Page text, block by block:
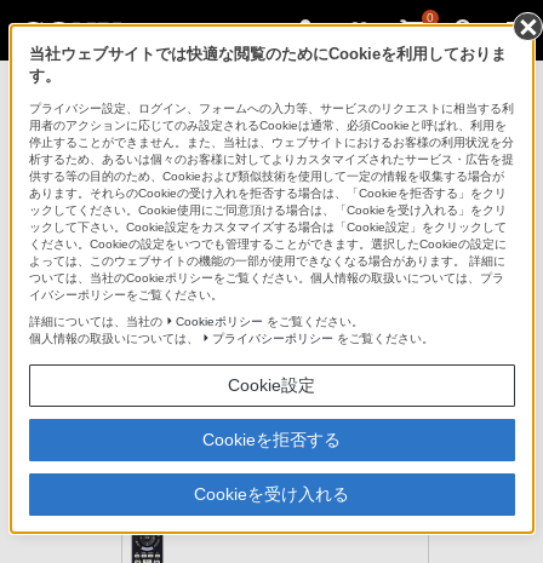
0
BDZ-AT500
2番組同時長時間録画を可能。充実の録画機能搭載モデル
デジタルハイビジョンチューナー内蔵HDD搭載ブルーレイディス
ク/DVDレコーダー
BDZ-AT500
生産完了
オープン価格
当社ウェブサイトでは快適な閲覧のためにCookieを利用しておりま
す。
プライバシー設定、ログイン、フォームへの入力等、サービスのリクエストに相当する利
用者のアクションに応じてのみ設定されるCookieは通常、必須Cookieと呼ばれ、利用を
停止することができません。また、当社は、ウェブサイトにおけるお客様の利用状況を分
析するため、あるいは個々のお客様に対してよりカスタマイズされたサービス・広告を提
供する等の目的のため、Cookieおよび類似技術を使用して一定の情報を収集する場合が
あります。それらのCookieの受け入れを拒否する場合は、「Cookieを拒否する」をクリ
ックしてください。Cookie使用にご同意頂ける場合は、「Cookieを受け入れる」をクリ
ックして下さい。Cookie設定をカスタマイズする場合は「Cookie設定」をクリックして
ください。Cookieの設定をいつでも管理することができます。選択したCookieの設定に
よっては、このウェブサイトの機能の一部が使用できなくなる場合があります。 詳細に
ついては、当社のCookieポリシーをご覧ください。個人情報の取扱いについては、プラ
イバシーポリシーをご覧ください。
詳細については、当社の
Cookieポリシー をご覧ください。
個人情報の取扱いについては、
プライバシーポリシー をご覧ください。
Cookie設定
Cookieを拒否する
Cookieを受け入れる